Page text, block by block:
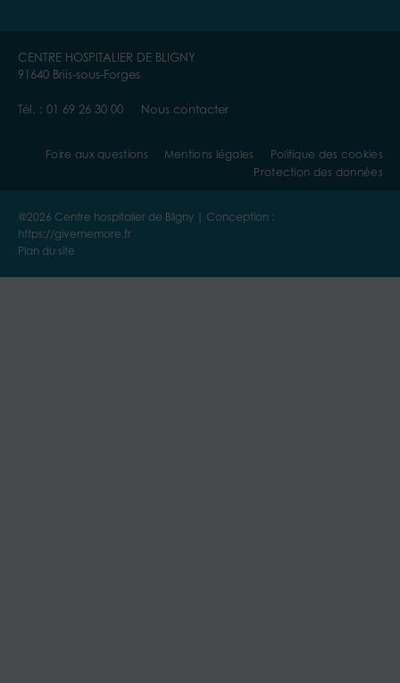
CENTRE HOSPITALIER DE BLIGNY
91640 Briis-sous-Forges
Tél. : 01 69 26 30 00 Nous contacter
Foire aux questions Mentions légales
Politique des cookies
Protection des données
@2026 Centre hospitalier de Bligny | Conception :
https://givememore.fr
Plan du site